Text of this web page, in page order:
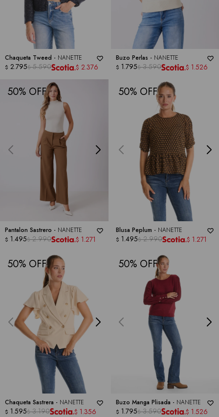
Chaqueta Tweed - NANETTE
$ 2.795$ 5.590 $ 2.376
Buzo Perlas - NANETTE
$ 1.795$ 3.590 $ 1.526
50
Pantalon Sastrero - NANETTE
$ 1.495$ 2.990 $ 1.271
50
Blusa Peplum - NANETTE
$ 1.495$ 2.990 $ 1.271
50
Chaqueta Sastrera - NANETTE
$ 1.595$ 3.190 $ 1.356
50
Buzo Manga Plisada - NANETTE
$ 1.795$ 3.590 $ 1.526